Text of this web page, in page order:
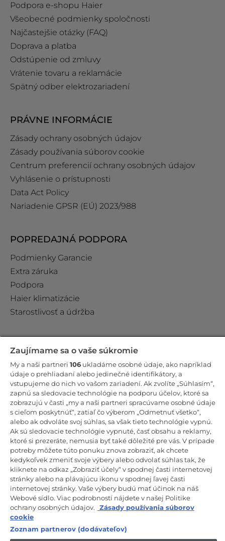
Podpora e‑shopu Haier
Všeobecné podmienky spoločnosti
Najčastejšie otázky (FAQ)
Doprava a platba
Odstúpenie od zmluvy
Vrátenie tovaru a reklamácie
Spätný odber elektrozariadení
PRÁVNE INFORMÁCIE
Zásady ochrany osobných údajov
Zásady používania súborov cookie
Centrum preferencií ochrany osobných údajov
Vyhlásenie o prístupnosti
Data Act Policy
Nariadenie GPSR (EÚ) 2023/988
POPREDAJNÁ PODPORA
Podmienky Garancie
Extra záruka
Podpora
Haier klimatizácie
Starostlivosť a údržba
Zostaňte v kontakte!
Odoberajte náš newsletter
CANDY HOOVER GROUP S.r.I. – Jednoosobová spol. s r.o. –
PRÁVNE SÍDLO SPOLOČNOSTI: Via Comolli, 57 – 20861 Brugherio
(MB) – Taliansko – ADMINISTRATÍVNE SÍDLA: Via Privata Eden
Fumagalli snc – 20861 Brugherio (MB) a Via Trento č. 20/A-22 –
20871 Vimercate (MB) – Taliansko – Tel.: +39.039.2086.1 – Fax:
+39.039.2086.237 – Základné imanie 35 000 000,00 € plne splatené
– Daňové identifikačné číslo a číslo zápisu v obchodnom registri
Miláno-Monza-Brianza-Lodi 04666310158 – DIČ 00786860965 –
Identifikačné číslo obchodnej jednotky: MB-1033934 – Oprávnenie IT
AEOF 211870 – Činnosť spoločnosti riadi a koordinuje spoločnosť
Candy S.p.A.
SK / Slovensko
Zaujímame sa o vaše súkromie
My a naši partneri 106 ukladáme osobné údaje, ako napríklad
údaje o prehliadaní alebo jedinečné identifikátory, a
vstupujeme do nich vo vašom zariadení. Ak zvolíte „Súhlasím“,
zapnú sa sledovacie technológie na podporu účelov, ktoré sa
zobrazujú v časti „my a naši partneri spracúvame osobné údaje
s cieľom poskytnúť“, zatiaľ čo výberom „Odmetnuť všetko“,
alebo ak odvoláte svoj súhlas, sa však tieto technológie vypnú.
Ak sú sledovacie technológie vypnuté, časť obsahu a reklamy,
ktoré si prezeráte, nemusia byť také dôležité pre vás. V prípade
potreby môžete túto ponuku znova zobraziť, ak chcete
kedykoľvek zmeniť svoje výbery alebo odvolať súhlas tak, že
kliknete na odkaz „Zobraziť účely“ v spodnej časti internetovej
stránky alebo na plávajúcu ikonu v spodnej ľavej časti
internetovej stránky. Vaše výbery budú mať účinok na náš
Webové sídlo. Viac podrobností nájdete v našej Politike
ochrany osobných údajov.
Zásady používania súborov
cookie
Zoznam partnerov (dodávateľov)